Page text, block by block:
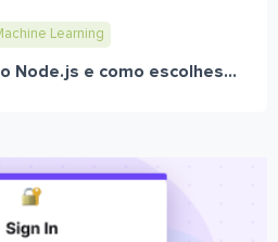
Learning
Node.js e como escolhes...